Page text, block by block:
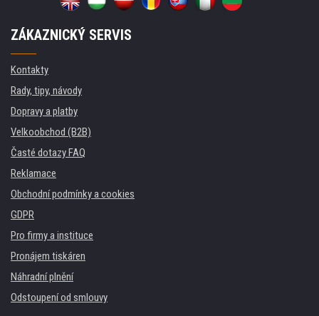
ZÁKAZNICKÝ SERVIS
Kontakty
Rady, tipy, návody
Dopravy a platby
Velkoobchod (B2B)
Časté dotazy FAQ
Reklamace
Obchodní podmínky a cookies
GDPR
Pro firmy a instituce
Pronájem tiskáren
Náhradní plnění
Odstoupení od smlouvy